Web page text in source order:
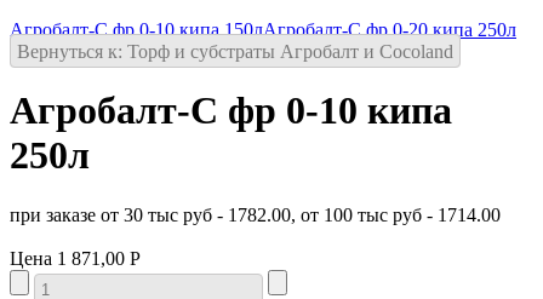
Агробалт-С фр 0-10 кипа 150лАгробалт-С фр 0-20 кипа 250л
Вернуться к: Торф и субстраты Агробалт и Cocoland
Агробалт-С фр 0-10 кипа
250л
при заказе от 30 тыс руб - 1782.00, от 100 тыс руб - 1714.00
Цена 1 871,00 Р